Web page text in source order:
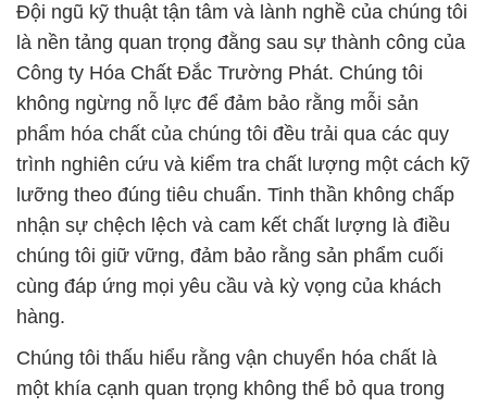
Đội ngũ kỹ thuật tận tâm và lành nghề của chúng tôi
là nền tảng quan trọng đằng sau sự thành công của
Công ty Hóa Chất Đắc Trường Phát. Chúng tôi
không ngừng nỗ lực để đảm bảo rằng mỗi sản
phẩm hóa chất của chúng tôi đều trải qua các quy
trình nghiên cứu và kiểm tra chất lượng một cách kỹ
lưỡng theo đúng tiêu chuẩn. Tinh thần không chấp
nhận sự chệch lệch và cam kết chất lượng là điều
chúng tôi giữ vững, đảm bảo rằng sản phẩm cuối
cùng đáp ứng mọi yêu cầu và kỳ vọng của khách
hàng.
Chúng tôi thấu hiểu rằng vận chuyển hóa chất là
một khía cạnh quan trọng không thể bỏ qua trong